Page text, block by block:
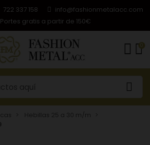
722 337 158
info@fashionmetalacc.com
Portes gratis a partir de 150€
0